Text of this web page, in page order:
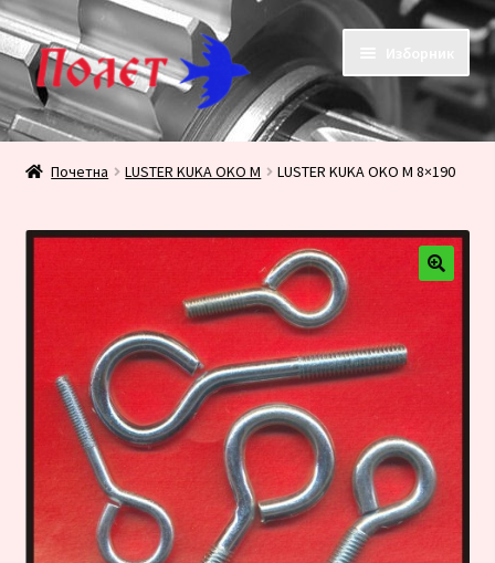
Прескочи
на
навигацију
Скочи
на
садржај
Почетак
Плаћање
Почетна LUSTER KUKA OKO M LUSTER KUKA OKO M 8×190